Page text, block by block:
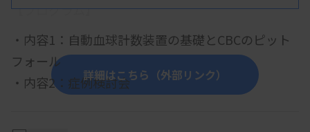
【プログラム】
・内容1：自動血球計数装置の基礎とCBCのピット
フォール
・内容2：症例検討会詳細はこちら（外部リンク）